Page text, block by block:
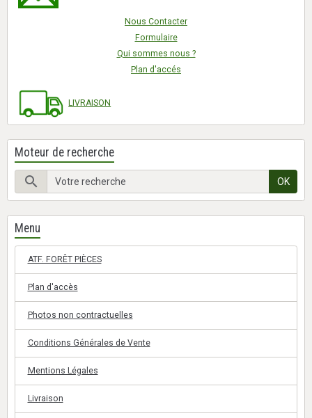
Nous Contacter
Formulaire
Qui sommes nous ?
Plan d'accés
LIVRAISON
Moteur de recherche
OK
Menu
ATF. FORÊT PIÈCES
Plan d'accès
Photos non contractuelles
Conditions Générales de Vente
Mentions Légales
Livraison